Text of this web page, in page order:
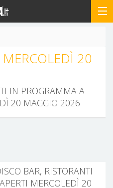
20
IN PROGRAMMA A
20 MAGGIO 2026
BAR, RISTORANTI
MERCOLEDÌ 20